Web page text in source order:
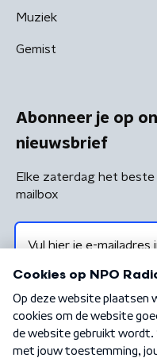
Muziek
Gemist
Abonneer je op
nieuwsbrief
Elke zaterdag het beste
mailbox
Algemene voorwaarden